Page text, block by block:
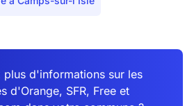
plus d'informations sur les
d'Orange, SFR, Free et